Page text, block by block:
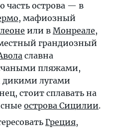
часть острова — в
, мафиозный
или в Монреале,
грандиозный
славна
пляжами,
дикими лугами
стоит сплавать на
острова Сицилии.
Греция,